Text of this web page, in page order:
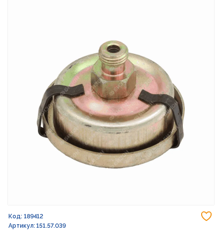
Код: 189412
Артикул: 151.57.039